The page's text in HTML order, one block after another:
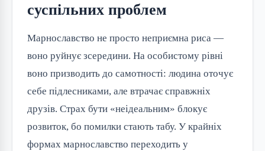
суспільних проблем
Марнославство не просто неприємна риса —
воно руйнує зсередини. На особистому рівні
воно призводить до самотності: людина оточує
себе підлесниками, але втрачає справжніх
друзів. Страх бути «неідеальним» блокує
розвиток, бо помилки стають табу. У крайніх
формах марнославство переходить у